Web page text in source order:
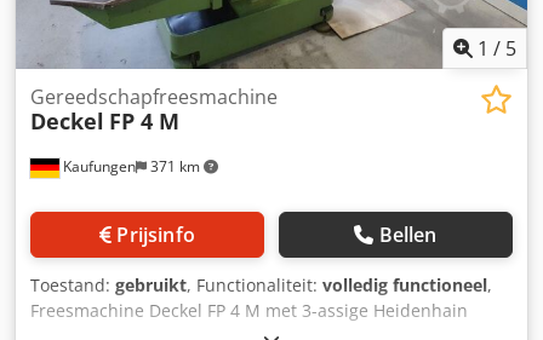
1 / 5
Kaufungen 371 km
Gereedschapfreesmachine
Deckel FP 4 M
Prijsinfo Bellen
Toestand: gebruikt, Functionaliteit: volledig functioneel,
Freesmachine Deckel FP 4 M met 3-assige Heidenhain